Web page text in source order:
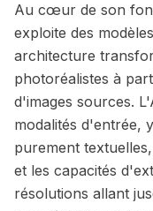
Au cœur de son
exploite des
architecture
photoréalistes à
d'images sources.
modalités d'entrée,
purement
et les capacités
résolutions allant